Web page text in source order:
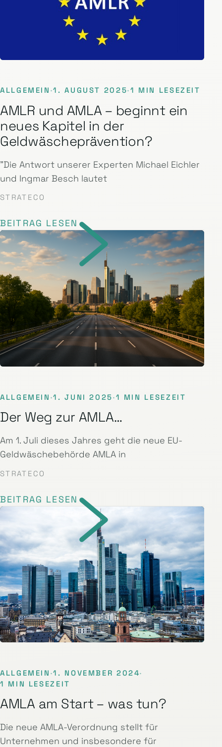
ALLGEMEIN ·1. AUGUST 2025·1 MIN LESEZEIT
AMLR und AMLA – beginnt ein
neues Kapitel in der
Geldwäscheprävention?
"Die Antwort unserer Experten Michael Eichler
und Ingmar Besch lautet
STRATECO
BEITRAG LESEN
ALLGEMEIN ·1. JUNI 2025·1 MIN LESEZEIT
Der Weg zur AMLA…
Am 1. Juli dieses Jahres geht die neue EU-
Geldwäschebehörde AMLA in
STRATECO
BEITRAG LESEN
ALLGEMEIN ·1. NOVEMBER 2024·
1 MIN LESEZEIT
AMLA am Start – was tun?
Die neue AMLA-Verordnung stellt für
Unternehmen und insbesondere für